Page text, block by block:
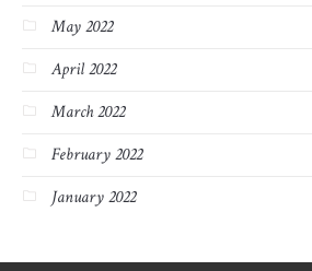
May 2022
April 2022
March 2022
February 2022
January 2022